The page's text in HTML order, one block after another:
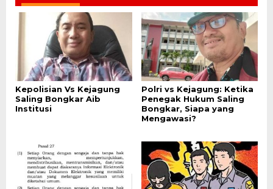
Kepolisian Vs Kejagung
Saling Bongkar Aib
Institusi
Polri vs Kejagung: Ketika
Penegak Hukum Saling
Bongkar, Siapa yang
Mengawasi?